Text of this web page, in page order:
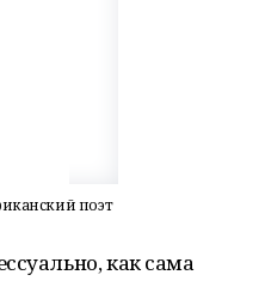
поэт
как сама